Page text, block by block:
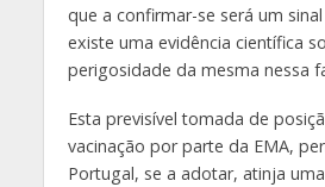
que a confirmar-se será um
existe uma evidência científica
perigosidade da mesma nessa
Esta previsível tomada de
vacinação por parte da EMA,
Portugal, se a adotar, atinja